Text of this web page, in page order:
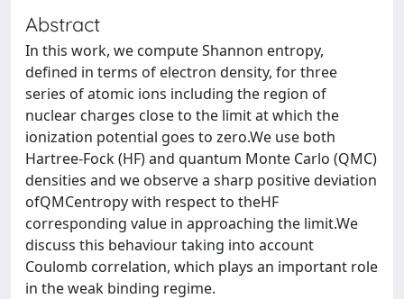
Abstract
In this work, we compute Shannon entropy,
defined in terms of electron density, for three
series of atomic ions including the region of
nuclear charges close to the limit at which the
ionization potential goes to zero.We use both
Hartree-Fock (HF) and quantum Monte Carlo (QMC)
densities and we observe a sharp positive deviation
ofQMCentropy with respect to theHF
corresponding value in approaching the limit.We
discuss this behaviour taking into account
Coulomb correlation, which plays an important role
in the weak binding regime.